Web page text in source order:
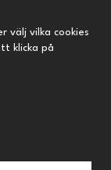
välj vilka cookies
klicka på